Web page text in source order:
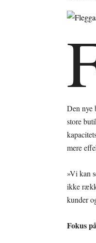
Den nye
store
mere
»Vi kan
ikke
kunder
Fokus